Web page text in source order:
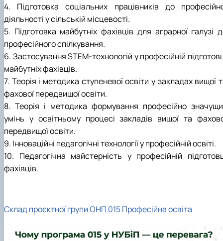
4. Підготовка соціальних працівників до
діяльності у сільській місцевості.
5. Підготовка майбутніх фахівців для аграрної галузі
професійного спілкування.
6. Застосування STEM-технологій у професійній
майбутніх фахівців.
7. Теорія і методика ступеневої освіти у закладах вищої
фахової передвищої освіти.
8. Теорія і методика формування професійно
умінь у освітньому процесі закладів вищої та
передвищої освіти.
9. Інноваційні педагогічні технології у професійній освіті.
10. Педагогічна майстерність у професійній
фахівців.
Склад проєктної групи ОНП 015 Професійна освіта